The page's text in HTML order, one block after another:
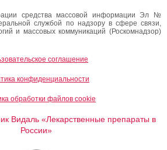
средства массовой информации Эл №
службой по надзору в сфере связи,
и массовых коммуникаций (Роскомнадзор)
соглашение
конфиденциальности
обработки файлов cookie
Видаль «Лекарственные препараты в
России»